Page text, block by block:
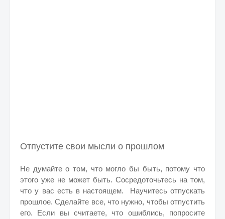
Отпустите свои мысли о прошлом
Не думайте о том, что могло бы быть, потому что
этого уже не может быть. Сосредоточьтесь на том,
что у вас есть в настоящем. Научитесь отпускать
прошлое. Сделайте все, что нужно, чтобы отпустить
его. Если вы считаете, что ошиблись, попросите